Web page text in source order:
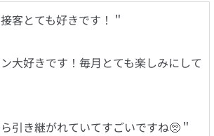
客とても好きです！＂
大好きです！毎月とても楽しみにして
引き継がれていてすごいですね🥺＂